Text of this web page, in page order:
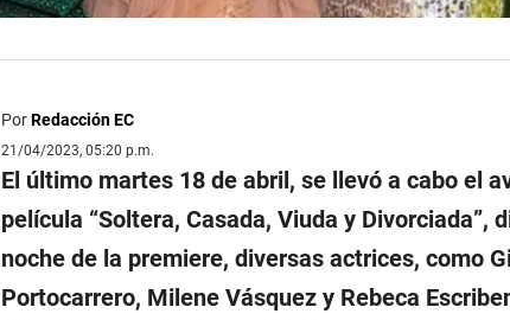
PorRedacción EC
21/04/2023, 05:20 p.m.
El último martes 18 de abril, se llevó a cabo el
película “Soltera, Casada, Viuda y Divorciada”,
noche de la premiere, diversas actrices, como
Portocarrero, Milene Vásquez y Rebeca